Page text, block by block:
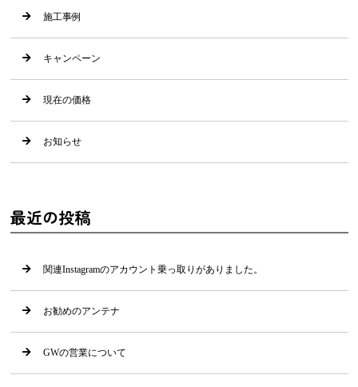
施工事例
キャンペーン
現在の価格
お知らせ
最近の投稿
関連Instagramのアカウント乗っ取りがありました。
お勧めのアンテナ
GWの営業について